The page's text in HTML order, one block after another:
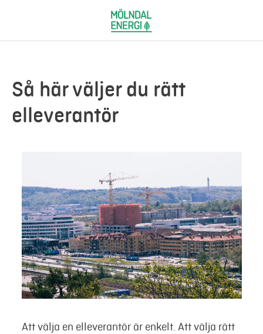
Så här väljer du rätt
elleverantör
Att välja en elleverantör är enkelt. Att välja rätt